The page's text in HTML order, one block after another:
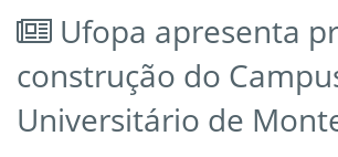
Ufopa apresenta
construção do
Universitário de